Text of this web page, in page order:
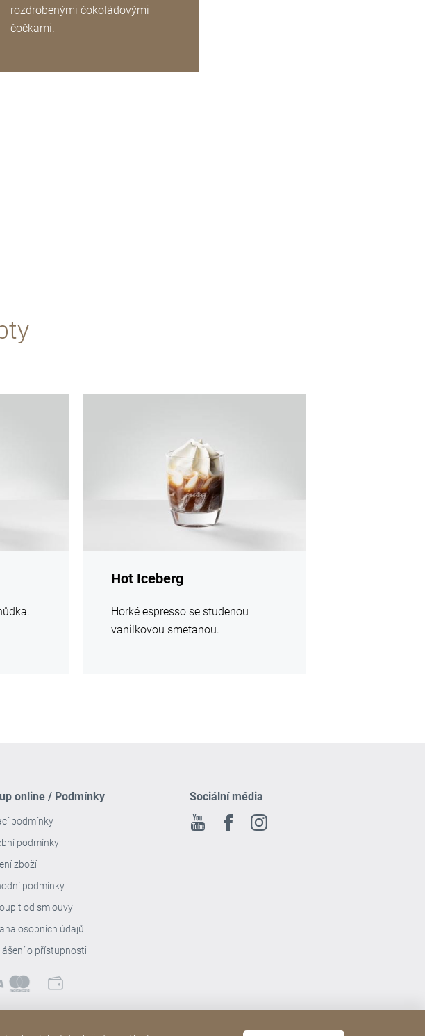
rozdrobenými čokoládovými
čočkami.
Hot Iceberg
Horké espresso se studenou
vanilkovou smetanou.
online / Podmínky
podmínky
podmínky
zboží
podmínky
od smlouvy
osobních údajů
o přístupnosti
Sociální média
Youtube FacebookInstagram